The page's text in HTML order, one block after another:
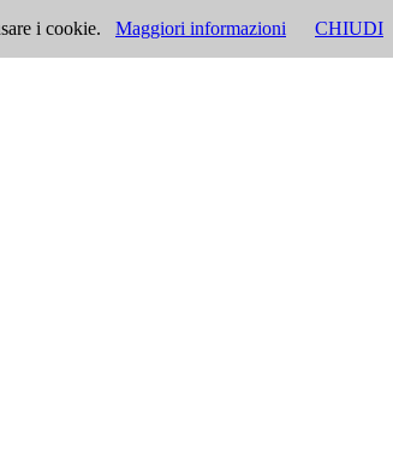
i cookie. Maggiori informazioni CHIUDI